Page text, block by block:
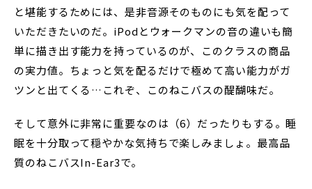
と堪能するためには、是非音源そのものにも気を配って
いただきたいのだ。iPodとウォークマンの音の違いも簡
単に描き出す能力を持っているのが、このクラスの商品
の実力値。ちょっと気を配るだけで極めて高い能力がガ
ツンと出てくる…これぞ、このねこバスの醍醐味だ。
そして意外に非常に重要なのは（6）だったりもする。睡
眠を十分取って穏やかな気持ちで楽しみましょ。最高品
質のねこバスIn-Ear3で。